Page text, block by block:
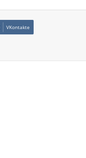
VKontakte